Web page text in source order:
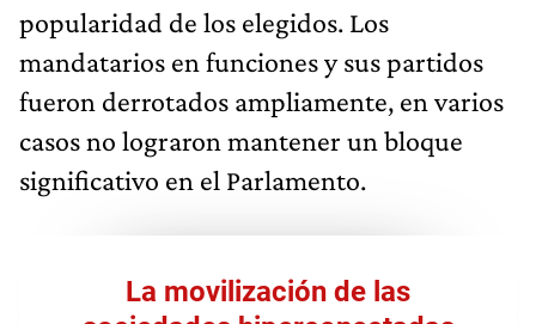
popularidad de los elegidos. Los
mandatarios en funciones y sus partidos
fueron derrotados ampliamente, en varios
casos no lograron mantener un bloque
significativo en el Parlamento.
La movilización de las